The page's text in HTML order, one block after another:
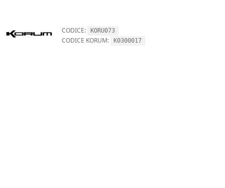
CODICE: KORU073
CODICE KORUM: K0300017